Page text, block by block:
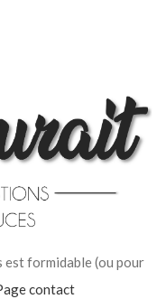
est formidable (ou pour
contact